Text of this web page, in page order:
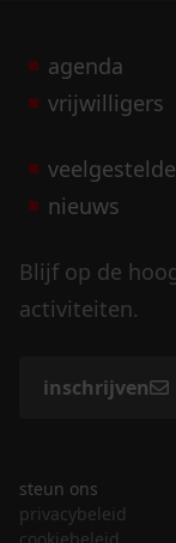
agenda
vrijwilligers
nieuws
Blijf op de
activiteiten.
inschrijven
steun ons
privacybeleid
cookiebeleid